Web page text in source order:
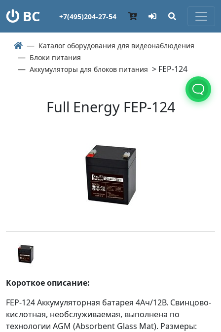
ВС +7(495)204-27-54
Каталог оборудования для видеонаблюдения
Блоки питания
Аккумуляторы для блоков питания > FEP-124
Full Energy FEP-124
Короткое описание:
FEP-124 Аккумуляторная батарея 4Aч/12В. Свинцово-
кислотная, необслуживаемая, выполнена по
технологии AGM (Absorbent Glass Mat). Размеры: